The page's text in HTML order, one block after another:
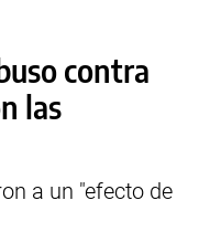
contra
las
a un "efecto de